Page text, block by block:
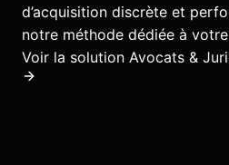
d’acquisition discrète et
notre méthode dédiée à
Voir la solution Avocats &